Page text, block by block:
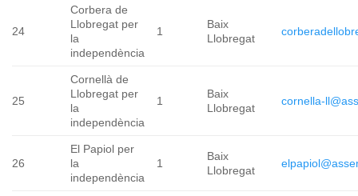
24
Corbera de
Llobregat per
la
independència
1
Baix
Llobregat
25
Cornellà de
Llobregat per
la
independència
1
Baix
Llobregat
cornella-
26
El Papiol per
la
independència
1
Baix
Llobregat